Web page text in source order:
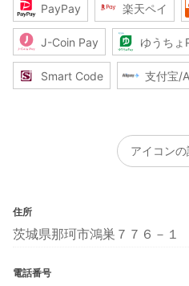
PayPay 楽天ペイ
J-Coin Pay ゆうちょ
Smart Code 支付宝/
アイコンの
住所
茨城県那珂市鴻巣７７６－１
電話番号